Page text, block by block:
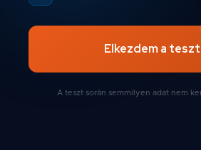
Elkezdem a
A teszt során semmilyen adat nem